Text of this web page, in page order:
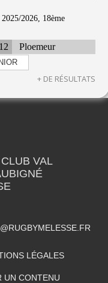
2026, 18ème
12 Ploemeur
+ DE RÉSULTATS
VAL
LÉGALES
UN CONTENU